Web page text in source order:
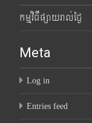
កម្មវិធីផ្សាយរាល់ថ្ងៃ
Meta
Log in
Entries feed